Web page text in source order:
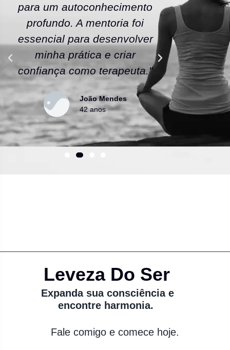
para um autoconhecimento
profundo. A mentoria foi
essencial para desenvolver
minha prática e criar
confiança como terapeuta."
João Mendes
42 anos
escola
As
uma
Leveza Do Ser
Expanda sua consciência e
encontre harmonia.
Fale comigo e comece hoje.